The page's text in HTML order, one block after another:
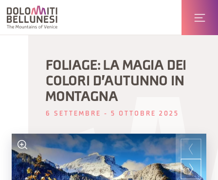
FOLIAGE: LA MAGIA DEI
COLORI D'AUTUNNO IN
MONTAGNA
6 SETTEMBRE - 5 OTTOBRE 2025